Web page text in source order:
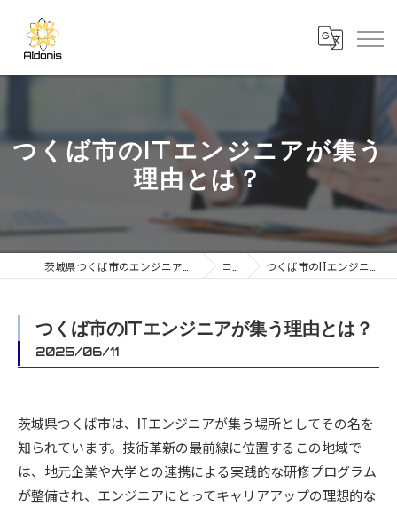
つくば市のITエンジニアが集う
理由とは？
コラム つくば市のITエンジニアが集う理由とは？
つくば市のITエンジニアが集う理由とは？
2025/06/11
茨城県つくば市は、ITエンジニアが集う場所としてその名を
知られています。技術革新の最前線に位置するこの地域で
は、地元企業や大学との連携による実践的な研修プログラム
が整備され、エンジニアにとってキャリアアップの理想的な